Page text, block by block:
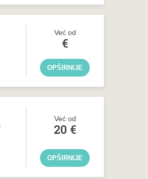
Već od
€
OPŠIRNIJE
Već od
20 €
OPŠIRNIJE